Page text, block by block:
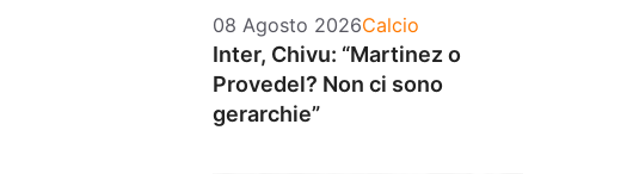
08 Agosto 2026Categorie
Calcio
Inter, Chivu: “Martinez o
Provedel? Non ci sono
gerarchie”